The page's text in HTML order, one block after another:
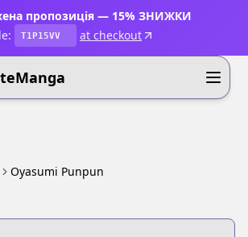
пропозиція — 15% ЗНИЖКИ
T1P15VV at checkout
Oyasumi Punpun